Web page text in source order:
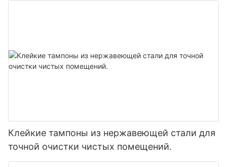
Клейкие тампоны из нержавеющей стали для
точной очистки чистых помещений.